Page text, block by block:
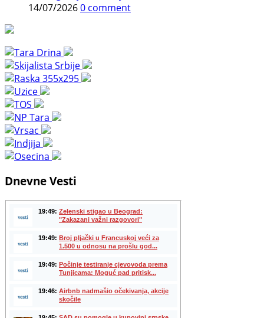
14/07/20260 comment
Dnevne Vesti